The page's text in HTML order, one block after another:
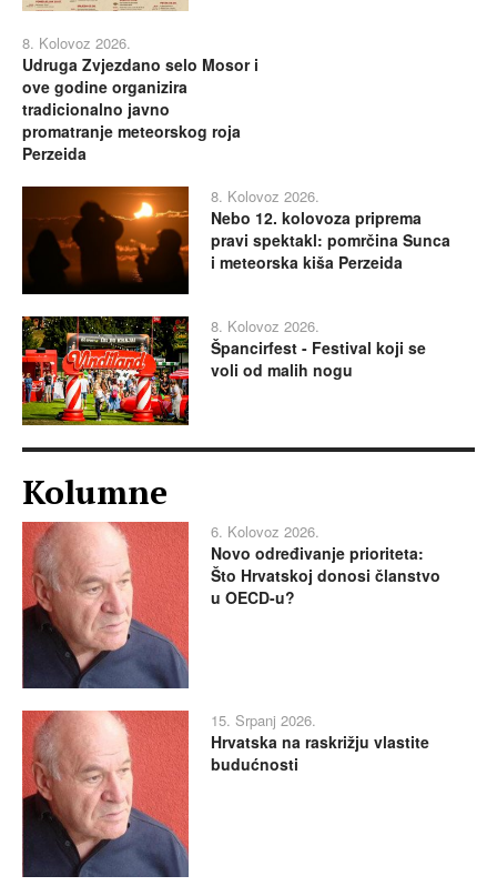
8. Kolovoz 2026.
Udruga Zvjezdano selo Mosor i
ove godine organizira
tradicionalno javno
promatranje meteorskog roja
Perzeida
8. Kolovoz 2026.
Nebo 12. kolovoza priprema
pravi spektakl: pomrčina Sunca
i meteorska kiša Perzeida
8. Kolovoz 2026.
Špancirfest - Festival koji se
voli od malih nogu
Kolumne
6. Kolovoz 2026.
Novo određivanje prioriteta:
Što Hrvatskoj donosi članstvo
u OECD-u?
15. Srpanj 2026.
Hrvatska na raskrižju vlastite
budućnosti